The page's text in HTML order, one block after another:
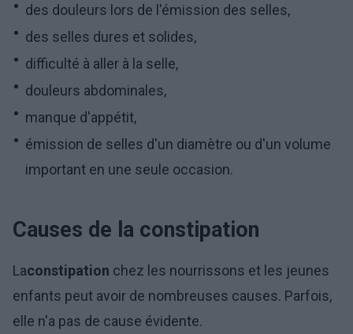
des douleurs lors de l'émission des selles,
des selles dures et solides,
difficulté à aller à la selle,
douleurs abdominales,
manque d'appétit,
émission de selles d'un diamètre ou d'un volume
important en une seule occasion.
Causes de la constipation
Laconstipation chez les nourrissons et les jeunes
enfants peut avoir de nombreuses causes. Parfois,
elle n'a pas de cause évidente.